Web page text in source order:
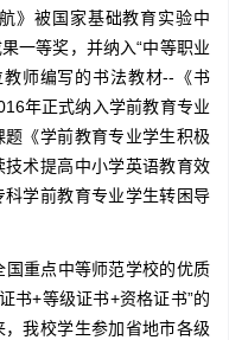
》被国家基础教育实验中
一等奖，并纳入“中等职业
师编写的书法教材--《书
年正式纳入学前教育专业
《学前教育专业学生积极
术提高中小学英语教育效
学前教育专业学生转困导
重点中等师范学校的优质
书+等级证书+资格证书”的
我校学生参加省地市各级